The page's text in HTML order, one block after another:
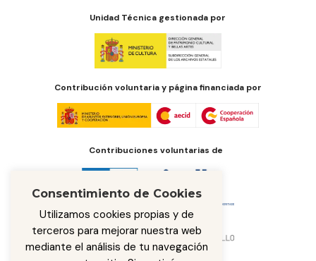
Unidad Técnica gestionada por
Contribución voluntaria y página financiada por
Contribuciones voluntarias de
Consentimiento de Cookies
Utilizamos cookies propias y de
terceros para mejorar nuestra web
mediante el análisis de tu navegación